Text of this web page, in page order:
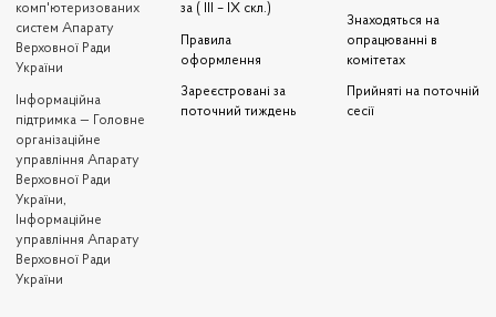
комп'ютеризованих
систем Апарату
Верховної Ради
України
Iнформаційна
підтримка — Головне
організаційне
управління Апарату
Верховної Ради
України,
Інформаційне
управління Апарату
Верховної Ради
України
за ( III – IX скл.)
Правила
оформлення
Зареєстровані за
поточний тиждень
Знаходяться на
опрацюванні в
комітетах
Прийняті на поточній
сесії